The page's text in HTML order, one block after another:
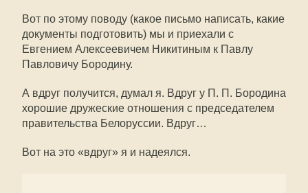
Вот по этому поводу (какое письмо написать, какие
документы подготовить) мы и приехали с
Евгением Алексеевичем Никитиным к Павлу
Павловичу Бородину.
А вдруг получится, думал я. Вдруг у П. П. Бородина
хорошие дружеские отношения с председателем
правительства Белоруссии. Вдруг…
Вот на это «вдруг» я и надеялся.